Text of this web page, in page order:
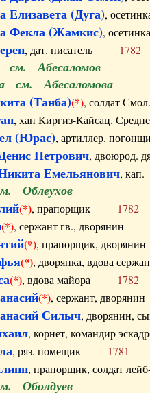
Елизавета (Дуга),
Фекла (Жамкис),
, дат. писатель 1782
см. Абесаломов
см. Абесаломова
(Танба)(*), солдат
, хан Киргиз-Кайсац.
(Юрас), артиллер.
Петрович, двоюрод.
Емельянович,
Облеухов
(*), прапорщик 1782
(*), сержант гв., дворянин
(*), прапорщик,
(*), дворянка, вдова
(*), вдова майора 1782
(*), сержант,
Силыч, дворянин,
, корнет, командир
, ряз. помещик 1781
, прапорщик, солдат
Оболдуев